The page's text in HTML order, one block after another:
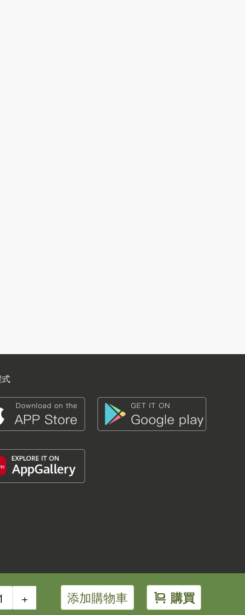
+ 添加購物車 購買
式